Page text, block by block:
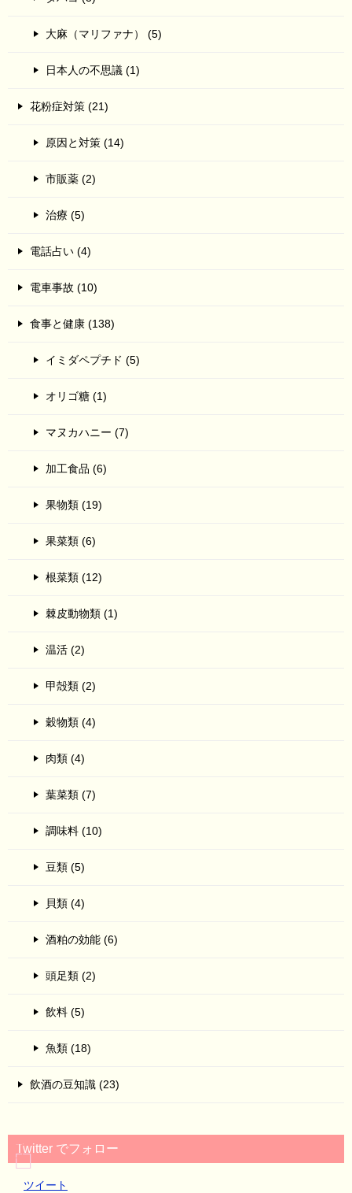
大麻（マリファナ） (5)
日本人の不思議 (1)
花粉症対策 (21)
原因と対策 (14)
市販薬 (2)
治療 (5)
電話占い (4)
電車事故 (10)
食事と健康 (138)
イミダペプチド (5)
オリゴ糖 (1)
マヌカハニー (7)
加工食品 (6)
果物類 (19)
果菜類 (6)
根菜類 (12)
棘皮動物類 (1)
温活 (2)
甲殻類 (2)
穀物類 (4)
肉類 (4)
葉菜類 (7)
調味料 (10)
豆類 (5)
貝類 (4)
酒粕の効能 (6)
頭足類 (2)
飲料 (5)
魚類 (18)
飲酒の豆知識 (23)
Twitter でフォロー
ツイート